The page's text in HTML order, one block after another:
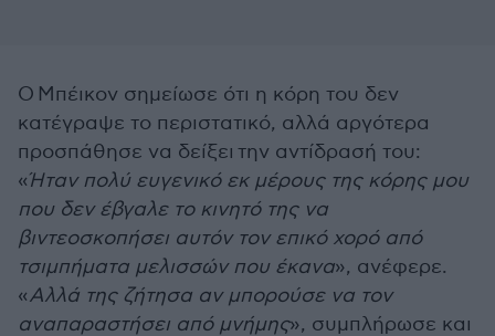
Ο Μπέικον σημείωσε ότι η κόρη του δεν
κατέγραψε το περιστατικό, αλλά αργότερα
προσπάθησε να δείξει την αντίδρασή του:
«Ήταν πολύ ευγενικό εκ μέρους της κόρης μου
που δεν έβγαλε το κινητό της να
βιντεοσκοπήσει αυτόν τον επικό χορό από
τσιμπήματα μελισσών που έκανα», ανέφερε.
«Αλλά της ζήτησα αν μπορούσε να τον
αναπαραστήσει από μνήμης», συμπλήρωσε και